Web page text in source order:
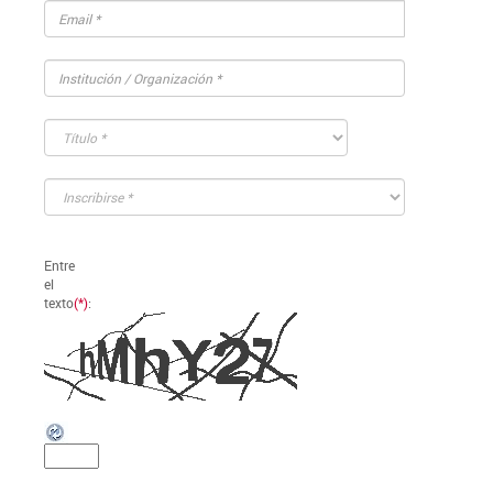
Entre
el
texto(*):